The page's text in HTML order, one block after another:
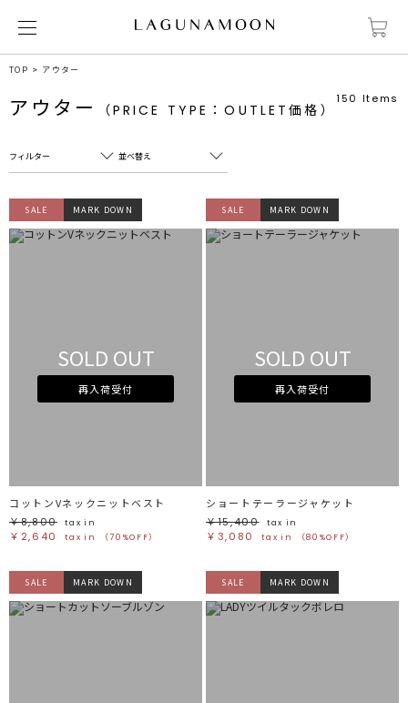
TOP アウター
アウター （PRICE TYPE：OUTLET価格）
150 Items
フィルター
フリーワード
すべてすべて
ホワイト
グレー
パープルパープル
レッド レッド
ピンク ピンク
ミックス
ミックス
この条件で絞り込む
並べ替え
売れ筋順
新着順
SALE MARK DOWN
SOLD OUT
再入荷受付
コットンVネックニットベスト
￥8,800
tax in
￥2,640 tax in （70%OFF）
SALE MARK DOWN
SOLD OUT
再入荷受付
ショートテーラージャケット
￥15,400
tax in
￥3,080 tax in （80%OFF）
SALE MARK DOWN SALE MARK DOWN